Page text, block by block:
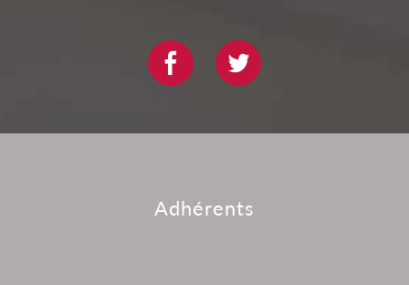
adhérents